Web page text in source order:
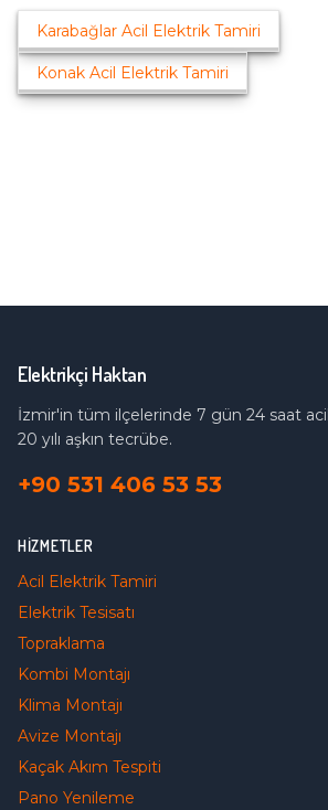
Karabağlar Acil Elektrik Tamiri
Konak Acil Elektrik Tamiri
Elektrikçi Haktan
İzmir'in tüm ilçelerinde 7 gün 24 saat
20 yılı aşkın tecrübe.
+90 531 406 53 53
HIZMETLER
Acil Elektrik Tamiri
Elektrik Tesisatı
Topraklama
Kombi Montajı
Klima Montajı
Avize Montajı
Kaçak Akım Tespiti
Pano Yenileme